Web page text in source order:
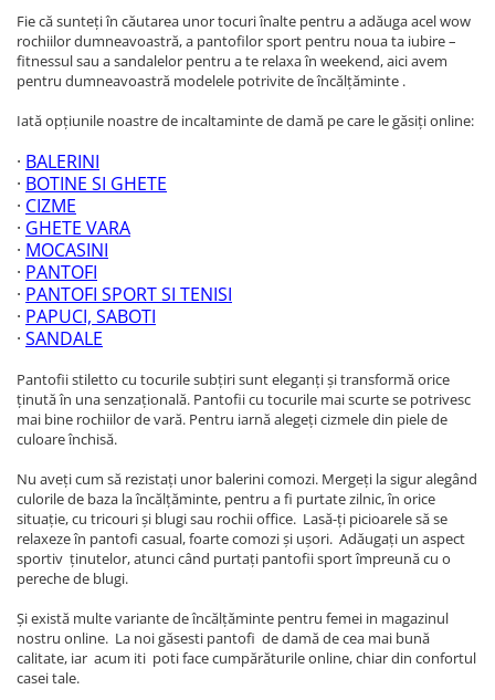
Fie că sunteţi în căutarea unor tocuri înalte pentru a adăuga acel wow
rochiilor dumneavoastră, a pantofilor sport pentru noua ta iubire –
fitnessul sau a sandalelor pentru a te relaxa în weekend, aici avem
pentru dumneavoastră modelele potrivite de încălţăminte .
Iată opţiunile noastre de incaltaminte de damă pe care le găsiţi online:
· BALERINI
· BOTINE SI GHETE
· CIZME
· GHETE VARA
· MOCASINI
· PANTOFI
· PANTOFI SPORT SI TENISI
· PAPUCI, SABOTI
· SANDALE
Pantofii stiletto cu tocurile subţiri sunt eleganţi şi transformă orice
ţinută în una senzaţională. Pantofii cu tocurile mai scurte se potrivesc
mai bine rochiilor de vară. Pentru iarnă alegeţi cizmele din piele de
culoare închisă.
Nu aveţi cum să rezistaţi unor balerini comozi. Mergeţi la sigur alegând
culorile de baza la încălţăminte, pentru a fi purtate zilnic, în orice
situaţie, cu tricouri şi blugi sau rochii office. Lasă-ţi picioarele să se
relaxeze în pantofi casual, foarte comozi şi uşori. Adăugaţi un aspect
sportiv ţinutelor, atunci când purtaţi pantofii sport împreună cu o
pereche de blugi.
Și există multe variante de încălțăminte pentru femei in magazinul
nostru online. La noi găsesti pantofi de damă de cea mai bună
calitate, iar acum iti poti face cumpărăturile online, chiar din confortul
casei tale.